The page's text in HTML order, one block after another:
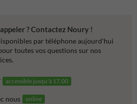
? Contactez Noury !
par téléphone aujourd'hui
toutes vos questions sur nos
accessible jusqu'à 17.00
nous online